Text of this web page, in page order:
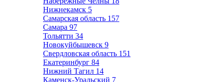
Нижнекамск 5
Самарская область 157
Самара 97
Тольятти 34
Новокуйбышевск 9
Свердловская область 151
Екатеринбург 84
Нижний Тагил 14
Каменск-Уральский 7